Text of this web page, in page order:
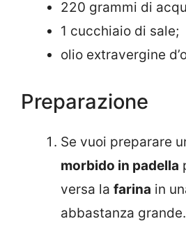
220 grammi di
1 cucchiaio di sale;
olio extravergine
Preparazione
Se vuoi preparare
morbido in padella
versa la farina in
abbastanza